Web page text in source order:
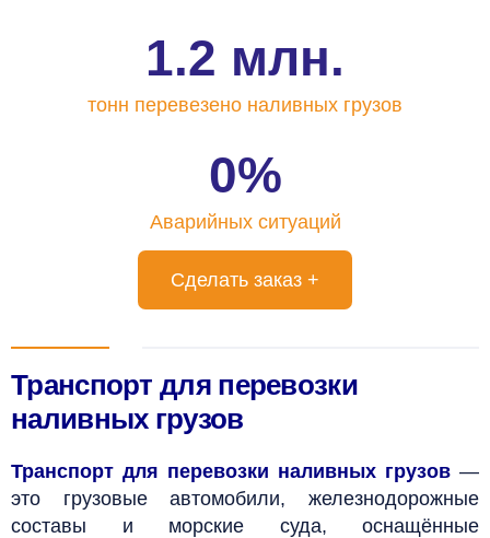
1.2 млн.
тонн перевезено наливных грузов
0%
Аварийных ситуаций
Сделать заказ +
Транспорт для перевозки
наливных грузов
Транспорт для перевозки наливных грузов —
это грузовые автомобили, железнодорожные
составы и морские суда, оснащённые